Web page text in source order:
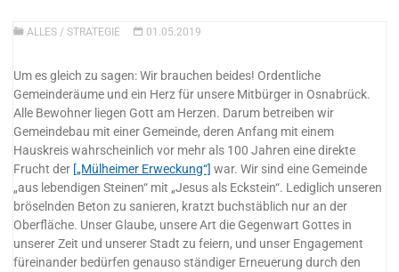
ALLES / STRATEGIE 01.05.2019
Um es gleich zu sagen: Wir brauchen beides! Ordentliche
Gemeinderäume und ein Herz für unsere Mitbürger in Osnabrück.
Alle Bewohner liegen Gott am Herzen. Darum betreiben wir
Gemeindebau mit einer Gemeinde, deren Anfang mit einem
Hauskreis wahrscheinlich vor mehr als 100 Jahren eine direkte
Frucht der [„Mülheimer Erweckung“] war. Wir sind eine Gemeinde
„aus lebendigen Steinen“ mit „Jesus als Eckstein“. Lediglich unseren
bröselnden Beton zu sanieren, kratzt buchstäblich nur an der
Oberfläche. Unser Glaube, unsere Art die Gegenwart Gottes in
unserer Zeit und unserer Stadt zu feiern, und unser Engagement
füreinander bedürfen genauso ständiger Erneuerung durch den